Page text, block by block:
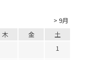
> 9月
木 金
土
1